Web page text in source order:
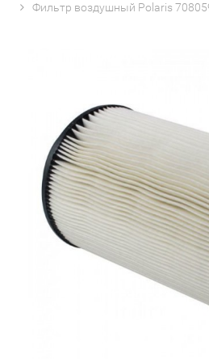
Фильтр воздушный Polaris